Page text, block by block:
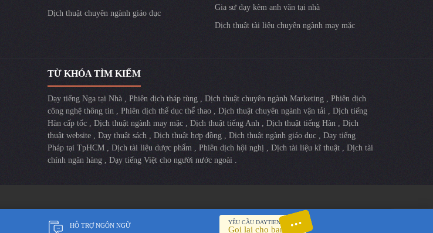
Dịch thuật chuyên ngành giáo dục
Gia sư dạy kèm anh văn tại nhà
Dịch thuật tài liệu chuyên ngành may mặc
TỪ KHÓA TÌM KIẾM
Dạy tiếng Nga tại Nhà , Phiên dịch tháp tùng , Dịch thuật chuyên ngành Marketing , Phiên dịch
công nghệ thông tin , Phiên dịch thể dục thể thao , Dịch thuật chuyên ngành vận tải , Dịch tiếng
Hàn cấp tốc , Dịch thuật ngành may mặc , Dịch thuật tiếng Anh , Dịch thuật tiếng Hàn , Dịch
thuật website , Dạy thuật sách , Dịch thuật hợp đồng , Dịch thuật ngành giáo dục , Dạy tiếng
Pháp tại TpHCM , Dịch tài liệu dược phẩm , Phiên dịch hội nghị , Dịch tài liệu kĩ thuật , Dịch tài
chính ngân hàng , Dạy tiếng Việt cho người nước ngoài .
HỖ TRỢ NGÔN NGỮ YÊU CẦU DAYTIENGVIET
Gọi lại cho bạn